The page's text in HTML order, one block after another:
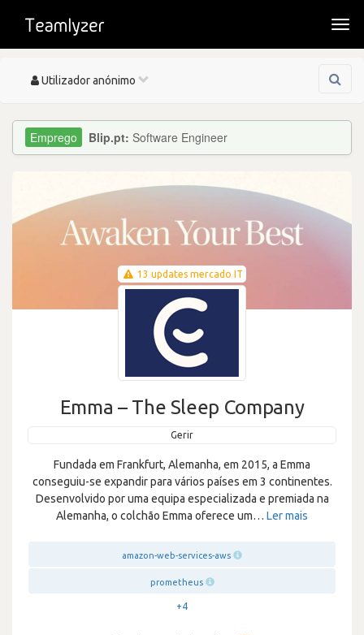
Toggle
Utilizador anónimo
Blip.pt: Software Engineer
13 updates mercado IT
Emma – The Sleep Company
Gerir
Fundada em Frankfurt, Alemanha, em 2015, a Emma
conseguiu-se expandir para vários países em 3 continentes.
Desenvolvido por uma equipa especializada e premiada na
Alemanha, o colchão Emma oferece um… Ler mais
amazon-web-services-aws
prometheus
+4